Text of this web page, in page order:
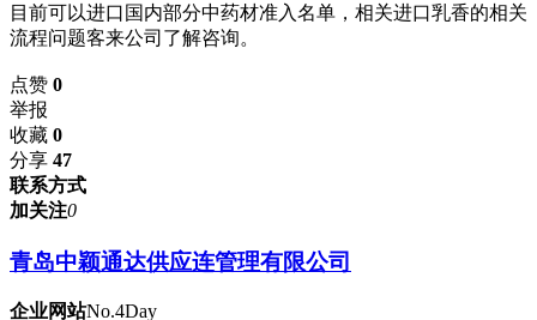
目前可以进口国内部分中药材准入名单，相关进口乳香的相关
流程问题客来公司了解咨询。
点赞 0
举报
收藏 0
分享 47
联系方式
加关注0
青岛中颖通达供应连管理有限公司
企业网站No.4Day